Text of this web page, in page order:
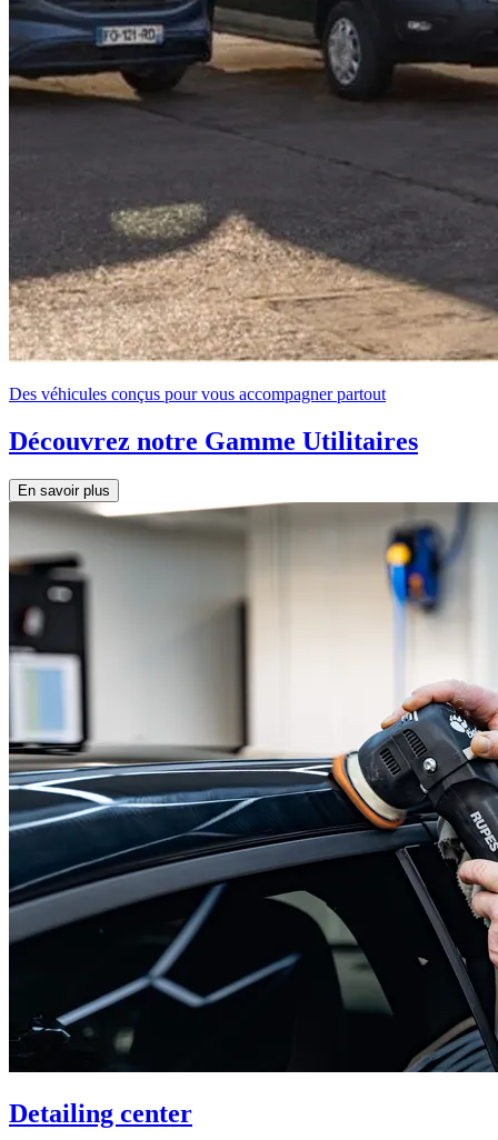
Des véhicules conçus pour vous accompagner partout
Découvrez notre Gamme Utilitaires
En savoir plus
Detailing center